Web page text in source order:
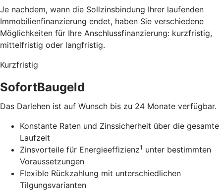
Je nachdem, wann die Sollzinsbindung Ihrer laufenden
Immobilienfinanzierung endet, haben Sie verschiedene
Möglichkeiten für Ihre Anschlussfinanzierung: kurzfristig,
mittelfristig oder langfristig.
Kurzfristig
SofortBaugeld
Das Darlehen ist auf Wunsch bis zu 24 Monate verfügbar.
Konstante Raten und Zinssicherheit über die gesamte
Laufzeit
Zinsvorteile für Energieeffizienz1 unter bestimmten
Voraussetzungen
Flexible Rückzahlung mit unterschiedlichen
Tilgungsvarianten